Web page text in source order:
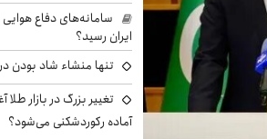
سامانه‌های دفاع
ایران رسید؟
تنها منشاء شاد بودن
تغییر بزرگ در بازار
آماده رکوردشکنی می‌شود؟